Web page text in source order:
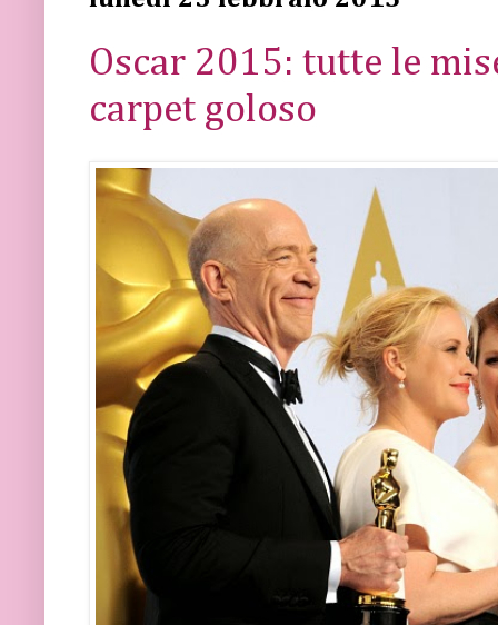
Oscar 2015: tutte le
carpet goloso